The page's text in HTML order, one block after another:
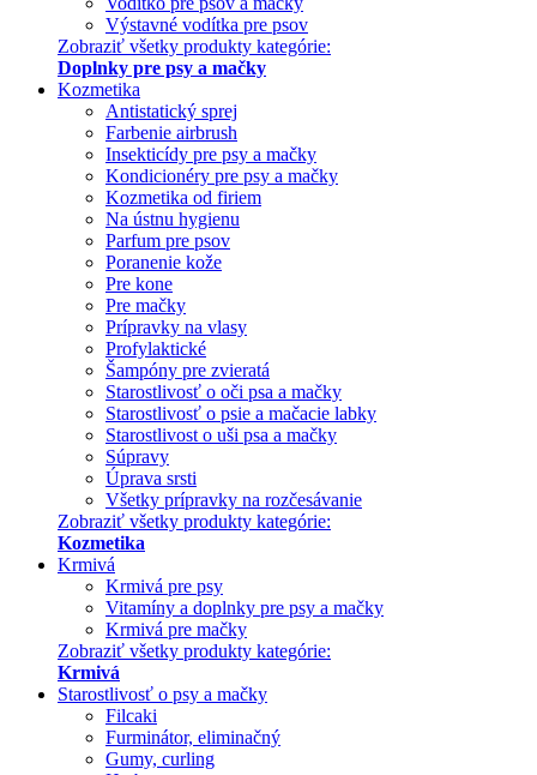
Výstavné vodítka pre psov
Zobraziť všetky produkty kategórie:
Doplnky pre psy a mačky
Kozmetika
Antistatický sprej
Farbenie airbrush
Insekticídy pre psy a mačky
Kondicionéry pre psy a mačky
Kozmetika od firiem
Na ústnu hygienu
Parfum pre psov
Poranenie kože
Pre kone
Pre mačky
Prípravky na vlasy
Profylaktické
Šampóny pre zvieratá
Starostlivosť o oči psa a mačky
Starostlivosť o psie a mačacie labky
Starostlivost o uši psa a mačky
Súpravy
Úprava srsti
Všetky prípravky na rozčesávanie
Zobraziť všetky produkty kategórie:
Kozmetika
Krmivá
Krmivá pre psy
Vitamíny a doplnky pre psy a mačky
Krmivá pre mačky
Zobraziť všetky produkty kategórie:
Krmivá
Starostlivosť o psy a mačky
Filcaki
Furminátor, eliminačný
Gumy, curling